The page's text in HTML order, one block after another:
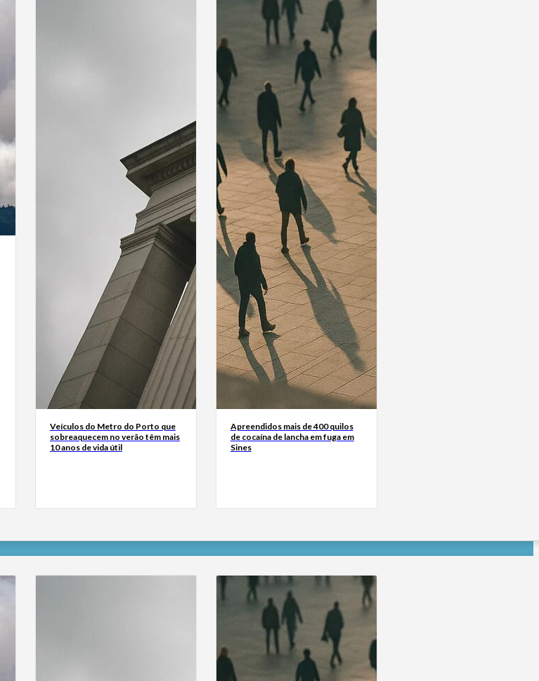
Veículos do Metro do Porto que
sobreaquecem no verão têm mais
10 anos de vida útil
Apreendidos mais de 400 quilos
de cocaína de lancha em fuga em
Sines